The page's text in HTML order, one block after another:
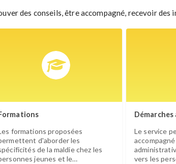
des conseils, être accompagné, recevoir des
formations proposées
d'aborder les
de la maldie chez les
jeunes et le
Le service
vers les